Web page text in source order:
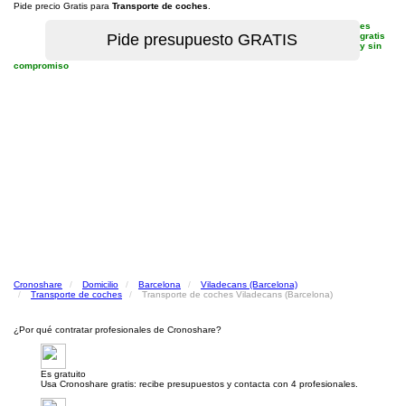
Pide precio Gratis para Transporte de coches
es
gratis
y sin
compromiso
Cronoshare Domicilio Barcelona
Viladecans (Barcelona)
Transporte de coches
Transporte de coches Viladecans (Barcelona)
¿Por qué contratar profesionales de Cronoshare?
Es gratuito
Usa Cronoshare gratis: recibe presupuestos y contacta con 4 profesionales.